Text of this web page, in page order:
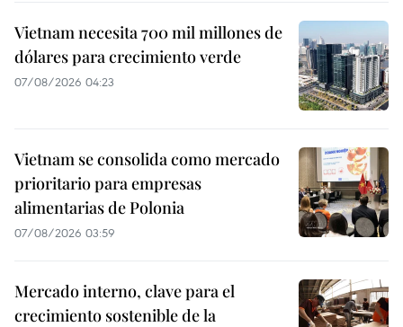
Vietnam necesita 700 mil millones de
dólares para crecimiento verde
07/08/2026 04:23
Vietnam se consolida como mercado
prioritario para empresas
alimentarias de Polonia
07/08/2026 03:59
Mercado interno, clave para el
crecimiento sostenible de la